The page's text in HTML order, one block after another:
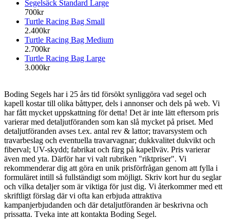
Segelsäck Standard Large
700kr
Turtle Racing Bag Small
2.400kr
Turtle Racing Bag Medium
2.700kr
Turtle Racing Bag Large
3.000kr
Boding Segels har i 25 års tid försökt synliggöra vad segel och
kapell kostar till olika båttyper, dels i annonser och dels på web. Vi
har fått mycket uppskattning för detta! Det är inte lätt eftersom pris
varierar med detaljutföranden som kan slå mycket på priset. Med
detaljutföranden avses t.ex. antal rev & lattor; travarsystem och
travarbeslag och eventuella travarvagnar; dukkvalitet dukvikt och
fiberval; UV-skydd; fabrikat och färg på kapellväv. Pris varierar
även med yta. Därför har vi valt rubriken "riktpriser". Vi
rekommenderar dig att göra en unik prisförfrågan genom att fylla i
formuläret intill så fullständigt som möjligt. Skriv kort hur du seglar
och vilka detaljer som är viktiga för just dig. Vi återkommer med ett
skriftligt förslag där vi ofta kan erbjuda attraktiva
kampanjerbjudanden och där detaljutföranden är beskrivna och
prissatta. Tveka inte att kontakta Boding Segel.